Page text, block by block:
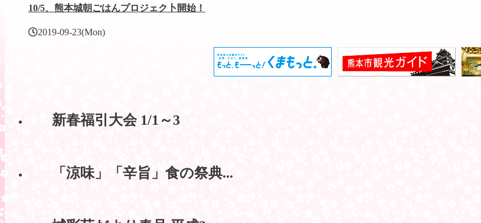
10/5、熊本城朝ごはんプロジェク卜開始！
2019-09-23(Mon)
新春福引大会 1/1～3
「涼味」「辛旨」食の祭典...